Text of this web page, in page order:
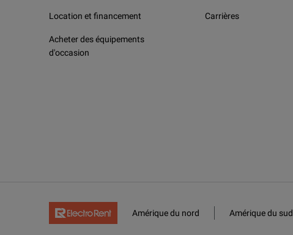
Location et financement
Acheter des équipements
d'occasion
Carrières
Amérique du nord Amérique du sud